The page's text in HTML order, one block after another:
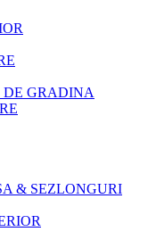
DE GRADINA
& SEZLONGURI